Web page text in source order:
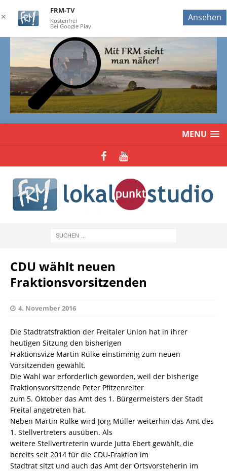
MENU
CDU wählt neuen
Fraktionsvorsitzenden
4. November 2016
Die Stadtratsfraktion der Freitaler Union hat in ihrer
heutigen Sitzung den bisherigen
Fraktionsvize Martin Rülke einstimmig zum neuen
Vorsitzenden gewählt.
Die Wahl war erforderlich geworden, weil der bisherige
Fraktionsvorsitzende Peter Pfitzenreiter
zum 5. Oktober das Amt des 1. Bürgermeisters der Stadt
Freital angetreten hat.
Neben Martin Rülke wird Jörg Müller weiterhin das Amt des
1. Stellvertreters ausüben. Als
weitere Stellvertreterin wurde Jutta Ebert gewählt, die
bereits seit 2014 für die CDU-Fraktion im
Stadtrat sitzt und auch das Amt der Ortsvorsteherin im
✕
FRM-TV
Kostenfrei
Bei Google Play
Ansehen